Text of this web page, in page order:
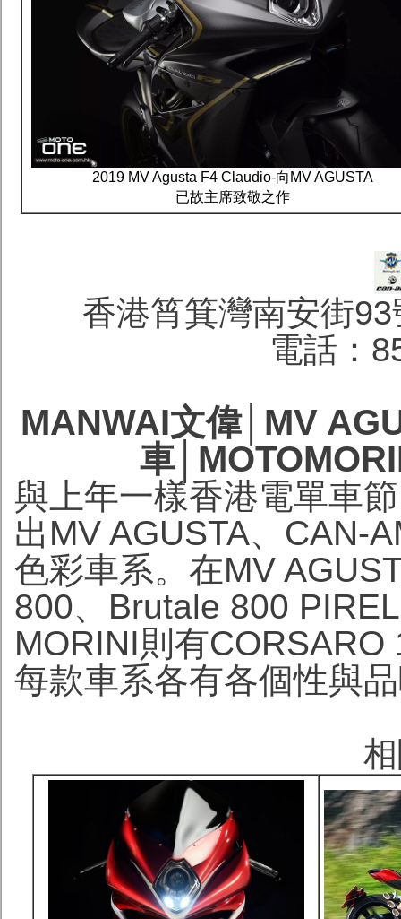
2019 MV Agusta F4 Claudio-向MV AGUSTA
已故主席致敬之作
香港筲箕灣南安街
電話：
MANWAI文偉│MV
車
與上年一樣香港電單車
出MV AGUSTA、CAN-
色彩車系。在MV
800、Brutale 800
MORINI則有
每款車系各有各個性與